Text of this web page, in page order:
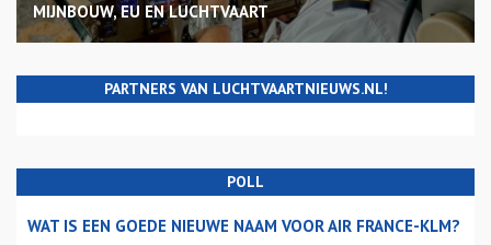
MIJNBOUW, EU EN LUCHTVAART
PARTNERS VAN LUCHTVAARTNIEUWS.NL!
POLL
WAT IS EEN GOEDE NIEUWE NAAM VOOR AIR FRANCE-KLM?